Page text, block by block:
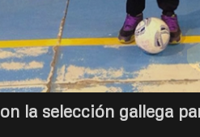
la selección gallega